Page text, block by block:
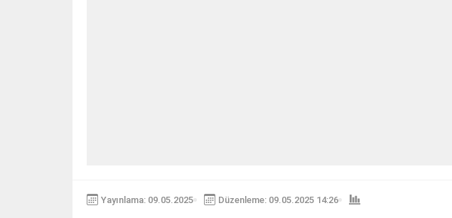
Yayınlama: 09.05.2025 Düzenleme: 09.05.2025 14:26